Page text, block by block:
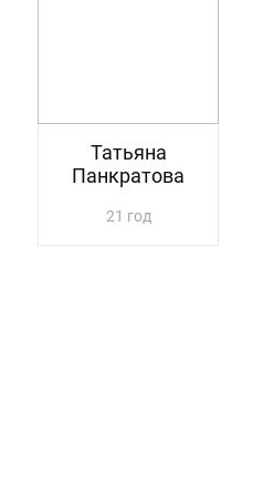
Татьяна
Панкратова
21 год